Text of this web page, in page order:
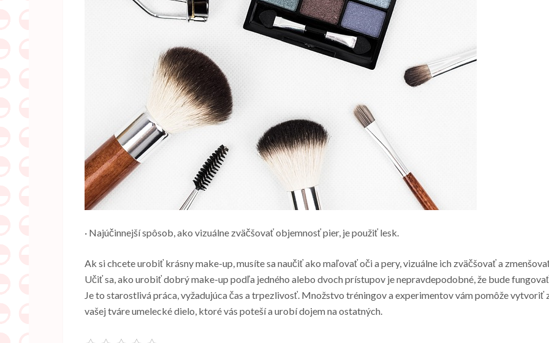
· Najúčinnejší spôsob, ako vizuálne zväčšovať objemnosť pier, je použiť lesk.
Ak si chcete urobiť krásny make-up, musíte sa naučiť ako maľovať oči a pery, vizuálne ich zväčšovať a
Učiť sa, ako urobiť dobrý make-up podľa jedného alebo dvoch prístupov je nepravdepodobné, že bude
Je to starostlivá práca, vyžadujúca čas a trpezlivosť. Množstvo tréningov a experimentov vám pomôže vytvoriť
vašej tváre umelecké dielo, ktoré vás poteší a urobí dojem na ostatných.